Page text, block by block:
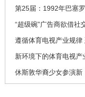
第25届：1992年巴塞
“超级碗”广告商欲借社
遵循体育电视产业规
新环境下的体育电视产
休斯敦华裔少女参演